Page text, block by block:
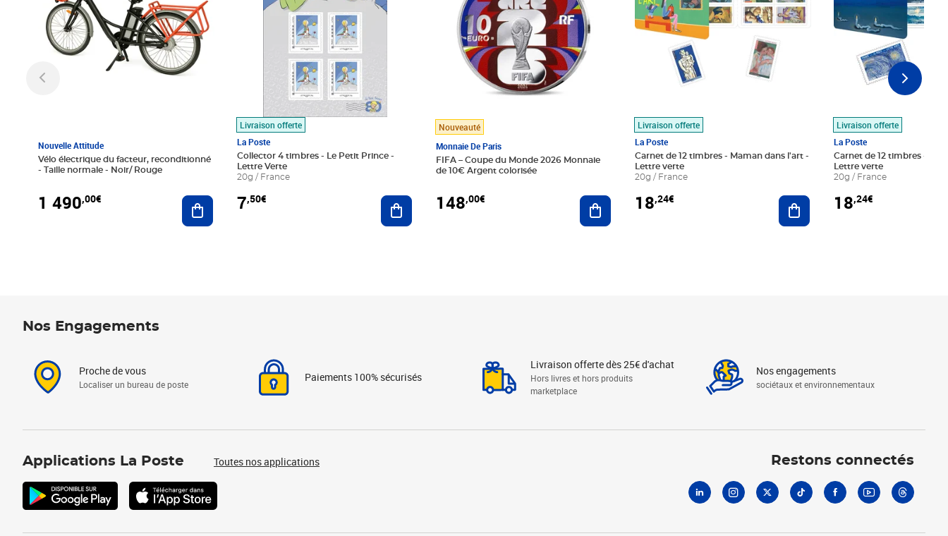
Nouvelle Attitude
Vélo électrique du facteur, reconditionné
- Taille normale - Noir/ Rouge
1 490,00€ Ajouter au panier
Livraison offerte
La Poste
Collector 4 timbres - Le Petit Prince -
Lettre Verte
20g / France
7,50€ Ajouter au panier
Nouveauté
Monnaie De Paris
FIFA – Coupe du Monde 2026 Monnaie
de 10€ Argent colorisée
148,00€ Ajouter au panier
Livraison offerte
La Poste
Carnet de 12 timbres - Maman dans l'art -
Lettre verte
20g / France
18,24€ Ajouter au panier
Livraison offerte
La Poste
Carnet de 12 timbres - Le
Lettre verte
20g / France
18,24€
Nos Engagements
Proche de vous
Localiser un bureau de poste
Paiements 100% sécurisés
Livraison offerte dès 25€ d'achat
Hors livres et hors produits
marketplace
Nos engagements
sociétaux et environnementaux
Applications La Poste Toutes nos applications Restons connectés